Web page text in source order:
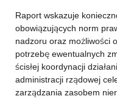
Raport wskazuje
obowiązujących norm
nadzoru oraz możliwości
potrzebę ewentualnych
ścisłej koordynacji
administracji rządowej
zarządzania zasobem